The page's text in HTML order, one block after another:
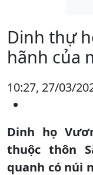
Dinh thự
hãnh của
10:27, 27/03/
Dinh họ
thuộc thôn
quanh có núi